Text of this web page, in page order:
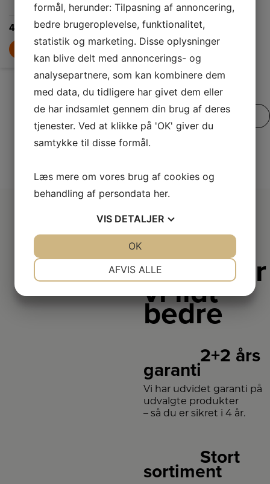
L
499,-
LÆG I KURV
SE VORES FULDE UDVALG
Derfor er
vi lidt
bedre
2+2 års
garanti
Vi har udvidet garanti på
udvalgte produkter
– så du er sikret i 4 år.
Stort
sortiment
formål, herunder: Tilpasning af annoncering,
bedre brugeroplevelse, funktionalitet,
statistik og marketing. Disse oplysninger
kan blive delt med annoncerings- og
analysepartnere, som kan kombinere dem
med data, du tidligere har givet dem eller
de har indsamlet gennem din brug af deres
tjenester. Ved at klikke på 'OK' giver du
samtykke til disse formål.
Læs mere om vores brug af cookies og
behandling af persondata her.
VIS DETALJER
STATISTIK
AFVIS ALLE
OK